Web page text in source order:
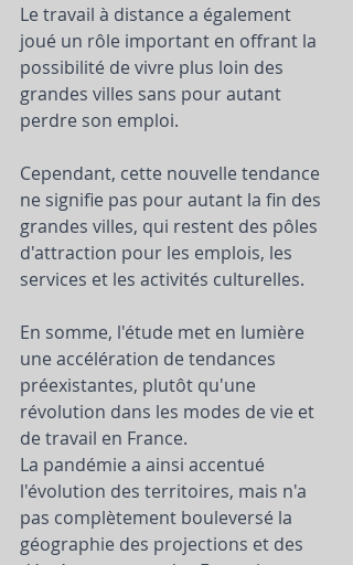
Le travail à distance a également
joué un rôle important en offrant la
possibilité de vivre plus loin des
grandes villes sans pour autant
perdre son emploi.
Cependant, cette nouvelle tendance
ne signifie pas pour autant la fin des
grandes villes, qui restent des pôles
d'attraction pour les emplois, les
services et les activités culturelles.
En somme, l'étude met en lumière
une accélération de tendances
préexistantes, plutôt qu'une
révolution dans les modes de vie et
de travail en France.
La pandémie a ainsi accentué
l'évolution des territoires, mais n'a
pas complètement bouleversé la
géographie des projections et des